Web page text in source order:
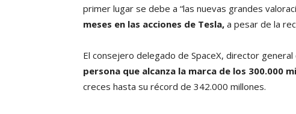
primer lugar se debe a “las nuevas grandes
meses en las acciones de Tesla, a pesar de la
El consejero delegado de SpaceX, director
persona que alcanza la marca de los 300.000
creces hasta su récord de 342.000 millones.